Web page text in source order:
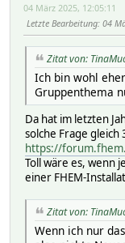
04 März 2025, 12:05:11
Letzte Bearbeitung: 04
Zitat von:
Ich bin wohl
Gruppenthema
Da hat im letzten
solche Frage
https://
Toll wäre es, wenn
einer FHEM-
Zitat von:
Wenn ich nur